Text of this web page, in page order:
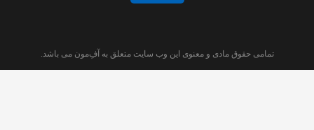
تمامی حقوق مادی و معنوی این وب سایت متعلق به آفِ‌مون می باشد.